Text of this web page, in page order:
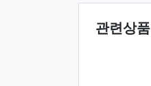
관련상품